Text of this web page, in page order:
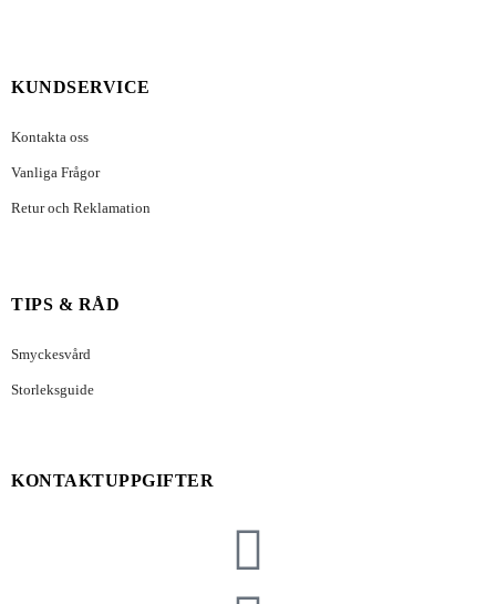
KUNDSERVICE
Kontakta oss
Vanliga Frågor
Retur och Reklamation
TIPS & RÅD
Smyckesvård
Storleksguide
KONTAKTUPPGIFTER